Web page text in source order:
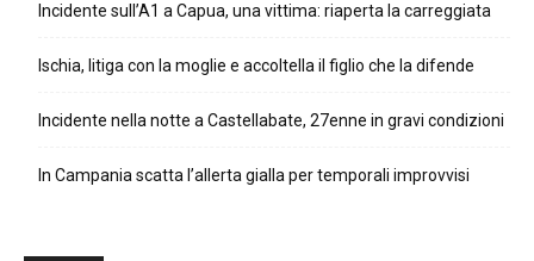
Incidente sull’A1 a Capua, una vittima: riaperta la carreggiata
Ischia, litiga con la moglie e accoltella il figlio che la difende
Incidente nella notte a Castellabate, 27enne in gravi condizioni
In Campania scatta l’allerta gialla per temporali improvvisi